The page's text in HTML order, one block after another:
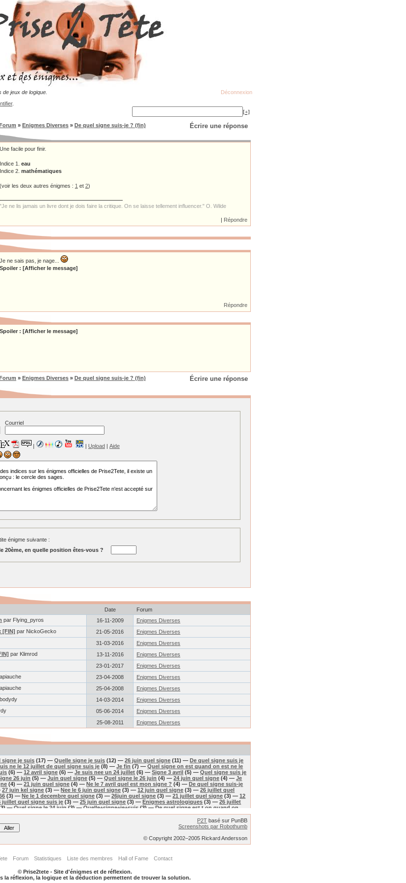
jeux de logique.
Déconnexion
.
[+]
Écrire une réponse
» Enigmes Diverses » De quel signe suis-je ? (fin)
Une facile pour finir.
Indice 1. eau
Indice 2. mathématiques
(voir les deux autres énigmes : 1 et 2)
"Je ne lis jamais un livre dont je dois faire la critique. On se laisse tellement influencer." O. Wilde
| Répondre
Je ne sais pas, je nage...
Spoiler : [Afficher le message]
Répondre
Spoiler : [Afficher le message]
Écrire une réponse
» Enigmes Diverses » De quel signe suis-je ? (fin)
Courriel
| | Upload | Aide
énigme suivante :
20ème, en quelle position êtes-vous ?
Date
Forum
par Flying_pyros 16-11-2009
Enigmes Diverses
[FIN] par NickoGecko 21-05-2016
Enigmes Diverses
31-03-2016
Enigmes Diverses
par Klimrod 13-11-2016
Enigmes Diverses
23-01-2017
Enigmes Diverses
23-04-2008
Enigmes Diverses
25-04-2008
Enigmes Diverses
14-03-2014
Enigmes Diverses
05-06-2014
Enigmes Diverses
25-08-2011 Enigmes Diverses
signe je suis (17) —Quelle signe je suis (12) —26 juin quel signe (11) —De quel signe suis je
ne le 12 juillet de quel signe suis je (8) —Je fin (7) —Quel signe on est quand on est ne le
(6) —12 avril signe (6) —Je suis nee un 24 juillet (6) —Signe 3 avril (5) —Quel signe suis je
26 juin (5) —Juin quel signe (5) —Quel signe le 26 juin (4) —24 juin quel signe (4) —Je
(4) —21 juin quel signe (4) —Ne le 7 avril quel est mon signe ? (4) —De quel signe suis-je
27 juin kel signe (3) —Nee le 6 juin quel signe (3) —12 juin quel signe (3) —26 juillet quel
(3) —Ne le 1 decembre quel signe (3) —26juin quel signe (3) —21 juillet quel signe (3) —12
juillet quel signe suis je (3) —25 juin quel signe (3) —Enigmes astrologiques (3) —26 juillet
—Quel signe le 24 juin (3) —Quelle+signe+je+suis (3) —De quel signe est t on quand on
signe(3) —Je suis de quel signe(3) —Quel signe le 24 avril(3) —Quel signe je suis pour
Quel signe astrologique si je suis nee le 9 avril(3) —Nee
juin quel signe
Je suis nee le 18 avril suis de quelle signe
24 juillet jesuis quel signe? Je ne sais pas de quel signe je suis(2) —8 mars quelle
Nee le 28 juin de quel signe suis-je(2) —Signe du 26 juillet
—4janv kel signe(2) —Quel signe astrologique si je nais un 14 avril(2) —Je suis nee en
21 avril(2) —Quelle signe avril(2) —Signe 25 juillet(2) —Je suis nee le 3 juillet je suis de
je suis(2) —25 juillet quel signe?(2) — Je suis ne le 28 decembre je suis quellesigne
suis je(2) —1 juillet quel signe(2) —Devinette signe astrologique(2) —De quel signe suis-je
P2T basé sur PunBB
Screenshots par Robothumb
© Copyright 2002–2005 Rickard Andersson
Forum Statistiques Liste des membres Hall of Fame Contact
© Prise2tete - Site d'énigmes et de réflexion.
la réflexion, la logique et la déduction permettent de trouver la solution.